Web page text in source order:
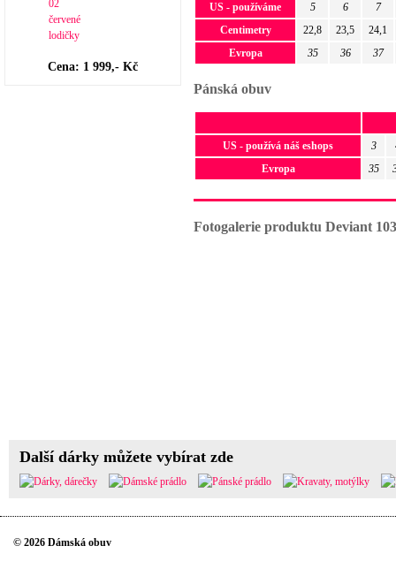
Cena: 1 999,- Kč
US - používáme 5 6
7
Centimetry
22,8 23,5
24,1
Evropa
35 36 37
Pánská obuv
US - používá náš eshops 3
Evropa
35
Fotogalerie produktu Deviant 103
Další dárky můžete vybírat zde
© 2026 Dámská obuv